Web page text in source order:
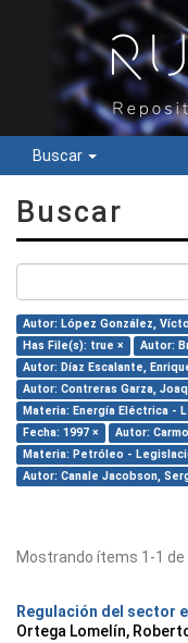
Buscar
Buscar
Autor: López González,
Has File(s): true ×
Autor:
Autor: Díaz Escalante,
Autor: Contreras Garza,
Materia: Energía Eléctrica -
Fecha: 1997 ×
Autor:
Materia: Petróleo -
Autor: Canale Jacobson,
Mostrando ítems 1-1 de
Regulación del sector
Ortega Lomelín,